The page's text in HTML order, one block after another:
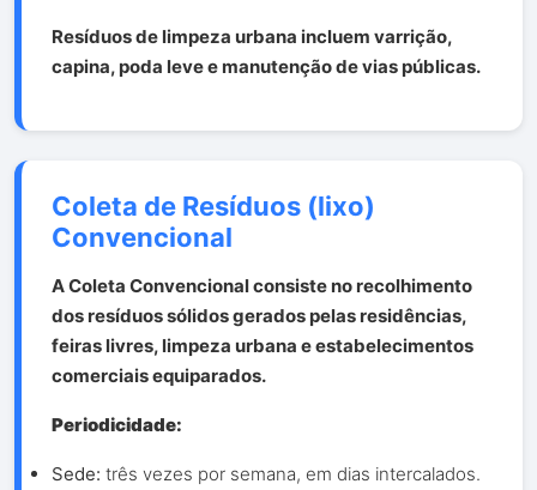
Resíduos de limpeza urbana incluem varrição,
capina, poda leve e manutenção de vias públicas.
Coleta de Resíduos (lixo)
Convencional
A Coleta Convencional consiste no recolhimento
dos resíduos sólidos gerados pelas residências,
feiras livres, limpeza urbana e estabelecimentos
comerciais equiparados.
Periodicidade:
Sede: três vezes por semana, em dias intercalados.